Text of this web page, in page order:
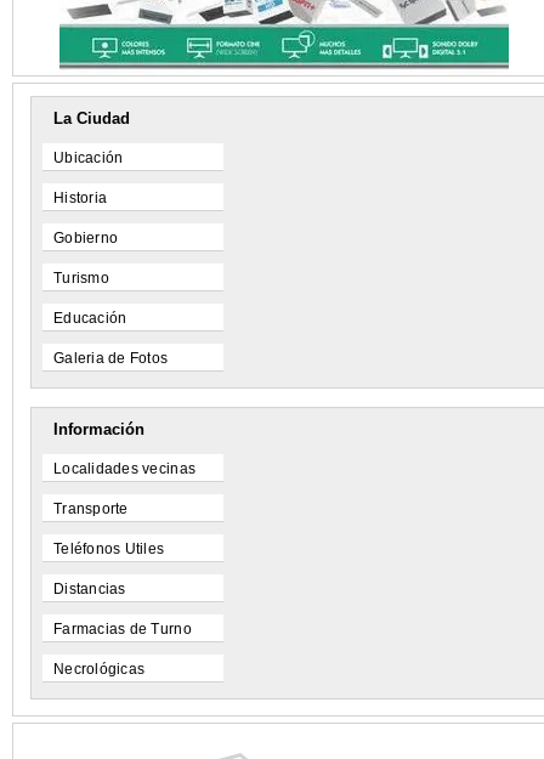
La Ciudad
Ubicación
Historia
Gobierno
Turismo
Educación
Galeria de Fotos
Información
Localidades vecinas
Transporte
Teléfonos Utiles
Distancias
Farmacias de Turno
Necrológicas